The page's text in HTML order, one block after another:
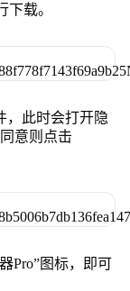
下载。
，此时会打开隐
意则点击
Pro”图标，即可